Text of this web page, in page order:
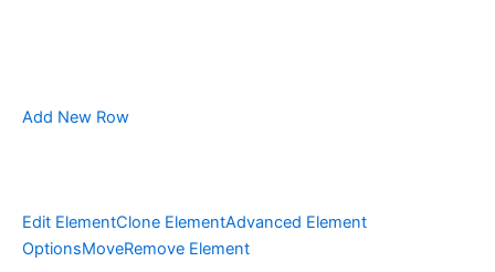
Add New Row
Edit ElementClone ElementAdvanced Element
OptionsMoveRemove Element